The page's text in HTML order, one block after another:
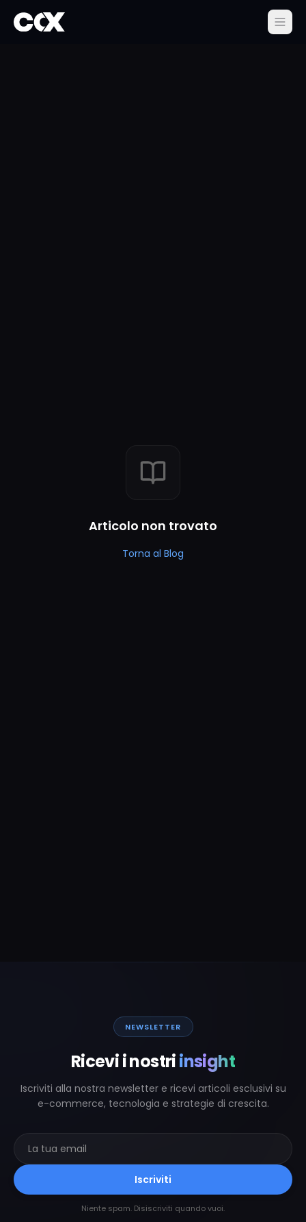
Articolo non trovato
Torna al Blog
NEWSLETTER
Ricevi i nostriinsight
Iscriviti alla nostra newsletter e ricevi articoli esclusivi su
e-commerce, tecnologia e strategie di crescita.
Iscriviti
Niente spam. Disiscriviti quando vuoi.